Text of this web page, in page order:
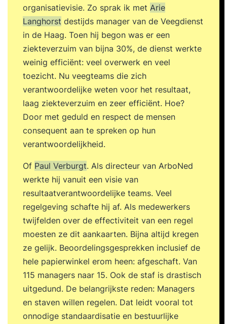
organisatievisie. Zo sprak ik met Arie
Langhorst destijds manager van de Veegdienst
in de Haag. Toen hij begon was er een
ziekteverzuim van bijna 30%, de dienst werkte
weinig efficiënt: veel overwerk en veel
toezicht. Nu veegteams die zich
verantwoordelijke weten voor het resultaat,
laag ziekteverzuim en zeer efficiënt. Hoe?
Door met geduld en respect de mensen
consequent aan te spreken op hun
verantwoordelijkheid.
Of Paul Verburgt. Als directeur van ArboNed
werkte hij vanuit een visie van
resultaatverantwoordelijke teams. Veel
regelgeving schafte hij af. Als medewerkers
twijfelden over de effectiviteit van een regel
moesten ze dit aankaarten. Bijna altijd kregen
ze gelijk. Beoordelingsgesprekken inclusief de
hele papierwinkel erom heen: afgeschaft. Van
115 managers naar 15. Ook de staf is drastisch
uitgedund. De belangrijkste reden: Managers
en staven willen regelen. Dat leidt vooral tot
onnodige standaardisatie en bestuurlijke